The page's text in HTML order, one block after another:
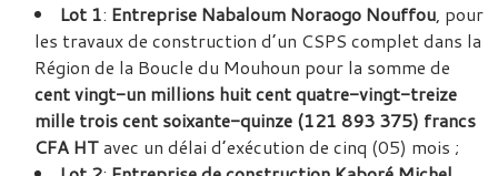
Lot 1: Entreprise Nabaloum Noraogo Nouffou, pour
les travaux de construction d’un CSPS complet dans la
Région de la Boucle du Mouhoun pour la somme de
cent vingt-un millions huit cent quatre-vingt-treize
mille trois cent soixante-quinze (121 893 375) francs
CFA HTavec un délai d’exécution de cinq (05) mois ;